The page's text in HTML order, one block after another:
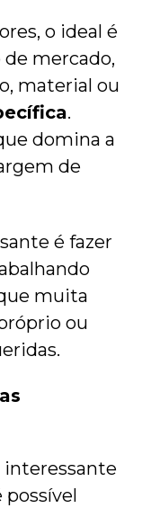
o ideal é
mercado,
material ou
.
domina a
de
é fazer
muita
ou
interessante
possível